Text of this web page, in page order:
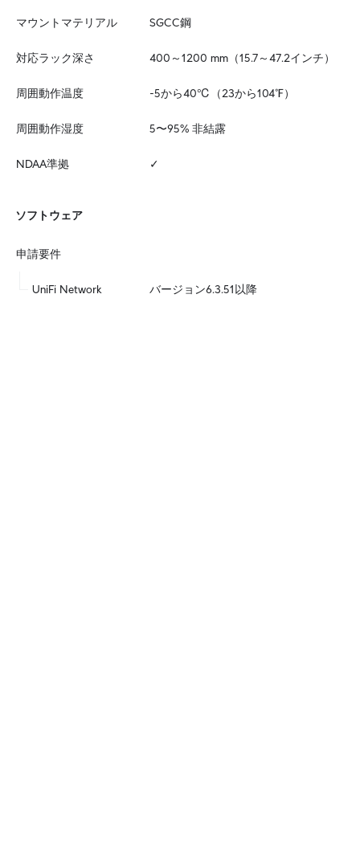
マウントマテリアル SGCC鋼
対応ラック深さ 400～1200 mm（15.7～47.2インチ）
周囲動作温度 -5から40℃（23から104℉）
周囲動作湿度 5〜95% 非結露
NDAA準拠 ✓
ソフトウェア
申請要件
UniFi Network バージョン6.3.51以降